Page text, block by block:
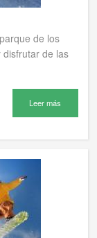
de los
disfrutar de las
Leer más